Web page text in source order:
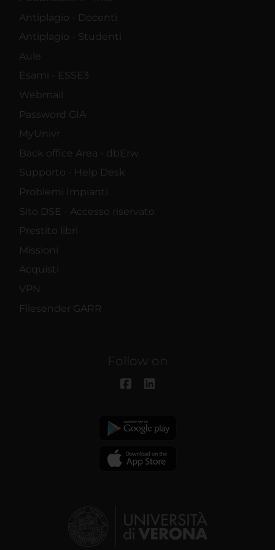
Antiplagio - Docenti
Antiplagio - Studenti
Aule
Esami - ESSE3
Webmail
Password GIA
MyUnivr
Back office Area - dbErw
Supporto - Help Desk
Problemi Impianti
Sito DSE - Accesso riservato
Prestito libri
Missioni
Acquisti
VPN
Filesender GARR
Follow on